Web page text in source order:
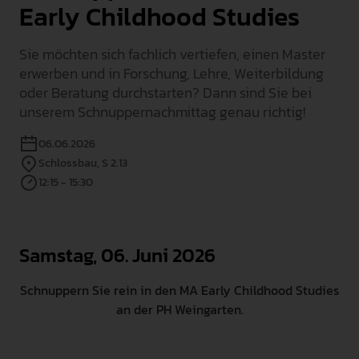
INTERNATIONAL
PRESSE
GEBÄRDENSPRACHE
LEICHTE SPRACHE
Early Childhood Studies
Sie möchten sich fachlich vertiefen, einen Master
erwerben und in Forschung, Lehre, Weiterbildung
oder Beratung durchstarten? Dann sind Sie bei
unserem Schnuppernachmittag genau richtig!
06.06.2026
Schlossbau, S 2.13
12:15 - 15:30
Samstag, 06. Juni 2026
Schnuppern Sie rein in den MA Early Childhood Studies
an der PH Weingarten.